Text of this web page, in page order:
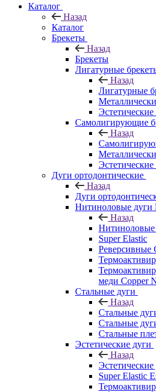
Каталог
Назад
Каталог
Брекеты
Назад
Брекеты
Лигатурные
Назад
Лигатурные
Самолигирующие
Назад
Дуги ортодонтические
Назад
Дуги
Нитиноловые дуги
Назад
Super Elastic
Реверсивные
меди Copper
Стальные дуги
Назад
Стальные
Стальные
Стальные
Эстетические дуги
Назад
Эстетические
Super Elastic